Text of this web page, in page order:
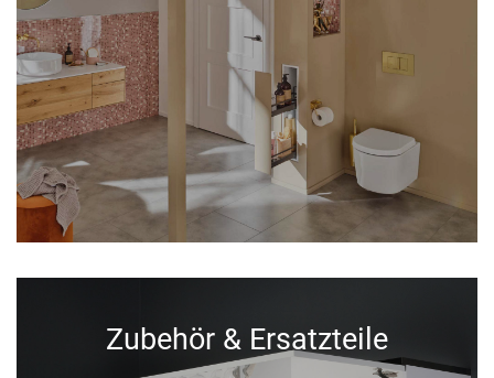
Zubehör & Ersatzteile